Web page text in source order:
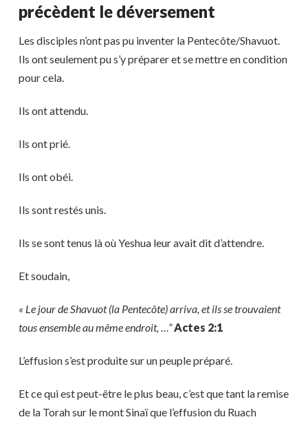
précèdent le déversement
Les disciples n’ont pas pu inventer la Pentecôte/Shavuot.
Ils ont seulement pu s’y préparer et se mettre en condition
pour cela.
Ils ont attendu.
Ils ont prié.
Ils ont obéi.
Ils sont restés unis.
Ils se sont tenus là où Yeshua leur avait dit d’attendre.
Et soudain,
« Le jour de Shavuot (la Pentecôte) arriva, et ils se trouvaient
tous ensemble au même endroit, …” Actes 2:1
L’effusion s’est produite sur un peuple préparé.
Et ce qui est peut-être le plus beau, c’est que tant la remise
de la Torah sur le mont Sinaï que l’effusion du Ruach